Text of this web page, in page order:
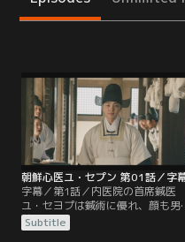
朝鮮心医ユ・セプン 第01話／字
字幕／第1話／内医院の首席鍼医
ユ・セヨプは鍼術に優れ、顔も男
前、吏曹判書ユ・フミョンを父に持
ち、出世街道を突き進んでいた。だ
Subtitle